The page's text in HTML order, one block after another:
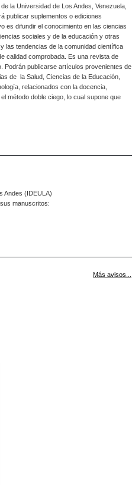
la Universidad de Los Andes, Venezuela,
publicar suplementos o ediciones
es difundir el conocimiento en las ciencias
sociales y de la educación y otras
las tendencias de la comunidad científica
calidad comprobada. Es una revista de
Podrán publicarse artículos provenientes de
de la Salud, Ciencias de la Educación,
relacionados con la docencia,
método doble ciego, lo cual supone que
Andes (IDEULA)
manuscritos:
Más avisos...